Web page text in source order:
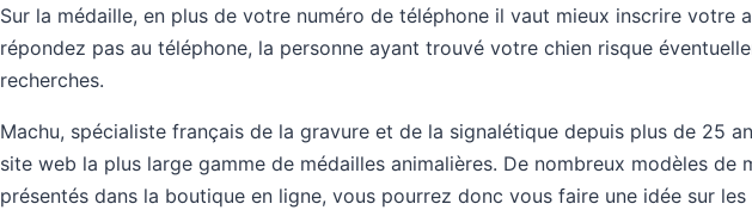
Sur la médaille, en plus de votre numéro de téléphone il vaut mieux inscrire votre
répondez pas au téléphone, la personne ayant trouvé votre chien risque
recherches.
Machu, spécialiste français de la gravure et de la signalétique depuis plus de 25
site web la plus large gamme de médailles animalières. De nombreux modèles de
présentés dans la boutique en ligne, vous pourrez donc vous faire une idée sur